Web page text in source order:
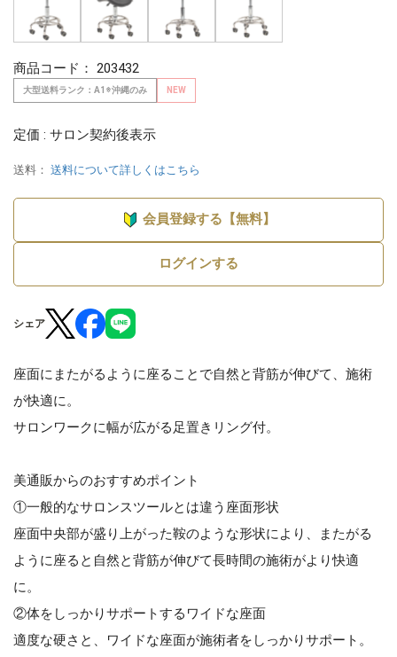
商品コード： 203432
大型送料ランク：A1※沖縄のみ NEW
定価 : サロン契約後表示
送料： 送料について詳しくはこちら
会員登録する【無料】
ログインする
シェア
座面にまたがるように座ることで自然と背筋が伸びて、施術
が快適に。
サロンワークに幅が広がる足置きリング付。
美通販からのおすすめポイント
①一般的なサロンスツールとは違う座面形状
座面中央部が盛り上がった鞍のような形状により、またがる
ように座ると自然と背筋が伸びて長時間の施術がより快適
に。
②体をしっかりサポートするワイドな座面
適度な硬さと、ワイドな座面が施術者をしっかりサポート。